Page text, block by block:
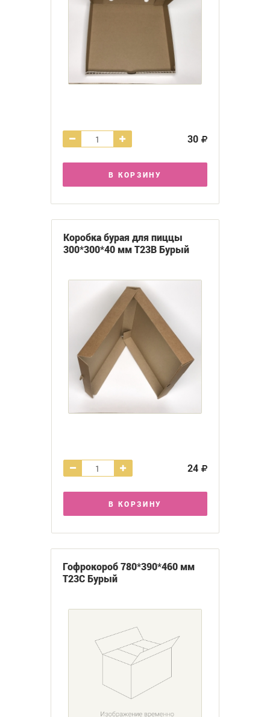
30
В КОРЗИНУ
Коробка бурая для пиццы
300*300*40 мм Т23В Бурый
24
В КОРЗИНУ
Гофрокороб 780*390*460 мм
Т23С Бурый